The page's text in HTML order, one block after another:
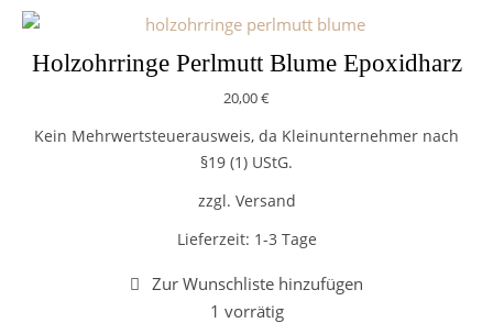
Holzohrringe Perlmutt Blume Epoxidharz
20,00€
Kein Mehrwertsteuerausweis, da Kleinunternehmer nach
§19 (1) UStG.
zzgl. Versand
Lieferzeit: 1-3 Tage
1 vorrätig